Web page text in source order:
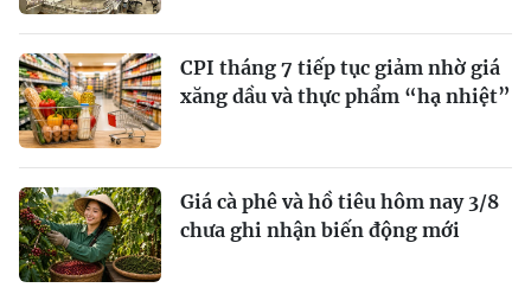
CPI tháng 7 tiếp tục giảm nhờ giá
xăng dầu và thực phẩm “hạ nhiệt”
Giá cà phê và hồ tiêu hôm nay 3/8
chưa ghi nhận biến động mới